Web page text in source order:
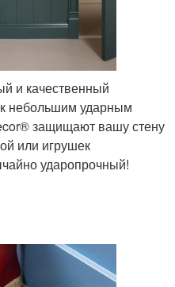
и качественный
небольшим ударным
защищают вашу стену
или игрушек
ударопрочный!